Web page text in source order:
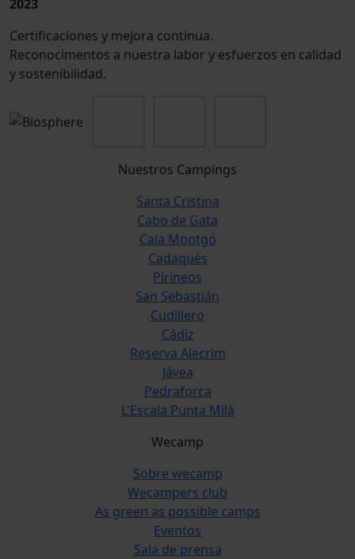
2023
Certificaciones y mejora continua.
Reconocimentos a nuestra labor y esfuerzos en calidad
y sostenibilidad.
Nuestros Campings
Santa Cristina
Cabo de Gata
Cala Montgó
Cadaqués
Pirineos
San Sebastián
Cudillero
Cádiz
Reserva Alecrim
Jávea
Pedraforca
L'Escala Punta Milà
Wecamp
Sobre wecamp
Wecampers club
As green as possible camps
Eventos
Sala de prensa